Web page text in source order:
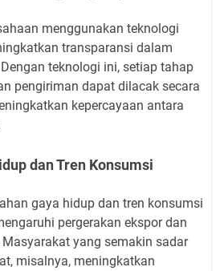
menggunakan teknologi
transparansi dalam
teknologi ini, setiap tahap
pengiriman dapat dilacak secara
kepercayaan antara
dan Tren Konsumsi
gaya hidup dan tren konsumsi
pergerakan ekspor dan
yang semakin sadar
misalnya, meningkatkan